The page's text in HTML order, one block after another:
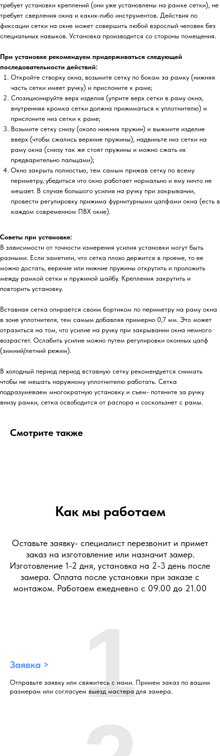
требует установки креплений (они уже установлены на рамке сетки), не
требует сверления окна и каких-либо инструментов. Действия по
фиксации сетки на окне может совершить любой взрослый человек без
специальных навыков. Установка производится со стороны помещения.
При установке рекомендуем придерживаться следующей
последовательности действий:
Откройте створку окна, возьмите сетку по бокам за рамку (нижняя
часть сетки имеет ручку) и прислоните к раме;
Спозиционируйте верх изделия (уприте верх сетки в раму окна,
внутренняя кромка сетки должна прижиматься к уплотнителю) и
прислоните низ сетки к раме;
Возьмите сетку снизу (около нижних пружин) и выжмите изделие
вверх (чтобы сжались верхние пружины), надвиньте низ сетки на
раму окна (снизу так же стоят пружины и можно сжать их
предварительно пальцами);
Окно закрыть полностью, тем самым прижав сетку по всему
периметру, убедиться что окно работает нормально и ему ничто не
мешает. В случае большого усилия на ручку при закрывании,
провести регулировку прижима фурнитурными цапфами окна (есть в
каждом современном ПВХ окне).
Советы при установке:
В зависимости от точности измерения усилия установки могут быть
разными. Если заметили, что сетка плохо держится в проеме, то ее
можно достать, верхние или нижние пружины открутить и проложить
между рамкой сетки и пружиной шайбу. Крепления закрутить и
повторить установку.
Вставная сетка опирается своим бортиком по периметру на раму окна
в зоне уплотнителя, тем самым добавляя примерно 0,7 мм. Это может
отразиться на том, что усилие на ручку при закрывании окна немного
возрастет. Ослабить усилие можно путем регулировки оконных цапф
(зимний/летний режим).
В холодный период период вставную сетку рекомендуется снимать
чтобы не мешать наружному уплотнителю работать. Сетка
подразумеваем многократную установку и съем- потяните за ручку
внизу рамки, сетка освободится от распора и соскользнет с рамы.
Смотрите также
Как мы работаем
Оставьте заявку- специалист перезвонит и примет
заказ на изготовление или назначит замер.
Изготовление 1-2 дня, установка на 2-3 день после
замера. Оплата после установки при заказе с
монтажом. Работаем ежедневно с 09.00 до 21.00
Заявка >
Отправьте заявку или свяжитесь с нами. Примем заказ по вашим
размерам или согласуем выезд мастера для замера.
1